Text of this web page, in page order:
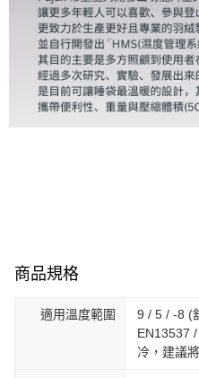
商品規格
適用溫度範圍
9 / 5 / -8 (
EN13537
冷，建議